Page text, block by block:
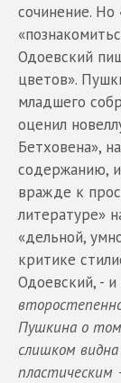
сочинение.
Одоевский
цветов».
младшего
оценил
Бетховена»,
содержанию,
вражде к
литературе»
«дельной,
критике
Одоевский, -
Пушкина о
слишком
пластическим